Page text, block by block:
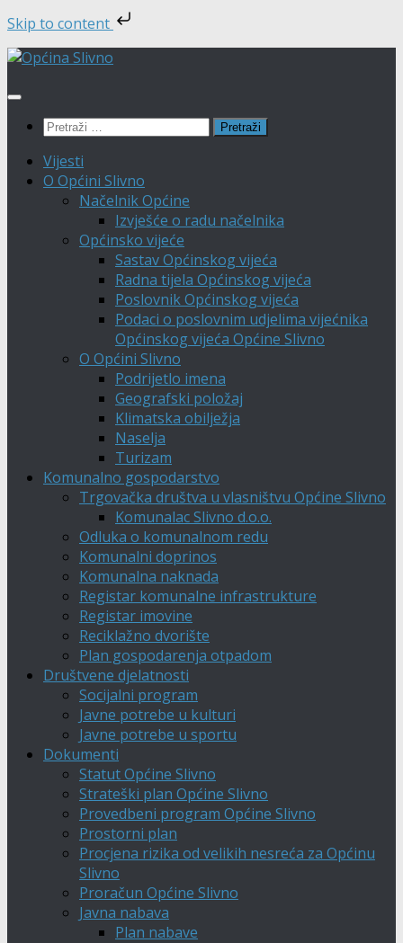
Skip to content
Skip
content
Pretraži:
Vijesti
O Općini Slivno
Načelnik Općine
Izvješće o radu načelnika
Općinsko vijeće
Sastav Općinskog vijeća
Radna tijela Općinskog vijeća
Poslovnik Općinskog vijeća
Podaci o poslovnim udjelima vijećnika
Općinskog vijeća Općine Slivno
O Općini Slivno
Podrijetlo imena
Geografski položaj
Klimatska obilježja
Naselja
Turizam
Komunalno gospodarstvo
Trgovačka društva u vlasništvu Općine Slivno
Komunalac Slivno d.o.o.
Odluka o komunalnom redu
Komunalni doprinos
Komunalna naknada
Registar komunalne infrastrukture
Registar imovine
Reciklažno dvorište
Plan gospodarenja otpadom
Društvene djelatnosti
Socijalni program
Javne potrebe u kulturi
Javne potrebe u sportu
Dokumenti
Statut Općine Slivno
Strateški plan Općine Slivno
Provedbeni program Općine Slivno
Prostorni plan
Procjena rizika od velikih nesreća za Općinu
Slivno
Proračun Općine Slivno
Javna nabava
Plan nabave